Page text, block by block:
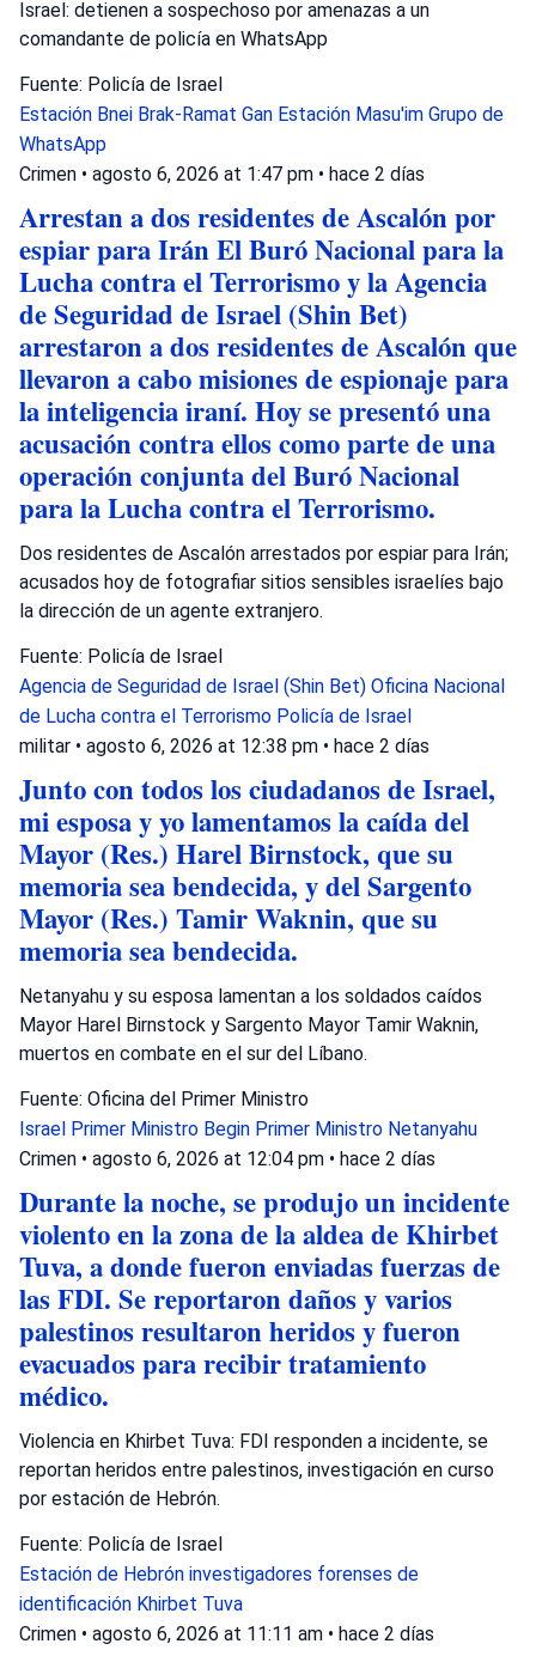
Israel: detienen a sospechoso por amenazas a un
comandante de policía en WhatsApp
Fuente: Policía de Israel
Estación Bnei Brak-Ramat Gan Estación Masu'im Grupo de
WhatsApp
Crimen • agosto 6, 2026 at 1:47 pm • hace 2 días
Arrestan a dos residentes de Ascalón por
espiar para Irán El Buró Nacional para la
Lucha contra el Terrorismo y la Agencia
de Seguridad de Israel (Shin Bet)
arrestaron a dos residentes de Ascalón que
llevaron a cabo misiones de espionaje para
la inteligencia iraní. Hoy se presentó una
acusación contra ellos como parte de una
operación conjunta del Buró Nacional
para la Lucha contra el Terrorismo.
Dos residentes de Ascalón arrestados por espiar para Irán;
acusados hoy de fotografiar sitios sensibles israelíes bajo
la dirección de un agente extranjero.
Fuente: Policía de Israel
Agencia de Seguridad de Israel (Shin Bet) Oficina Nacional
de Lucha contra el Terrorismo Policía de Israel
militar • agosto 6, 2026 at 12:38 pm • hace 2 días
Junto con todos los ciudadanos de Israel,
mi esposa y yo lamentamos la caída del
Mayor (Res.) Harel Birnstock, que su
memoria sea bendecida, y del Sargento
Mayor (Res.) Tamir Waknin, que su
memoria sea bendecida.
Netanyahu y su esposa lamentan a los soldados caídos
Mayor Harel Birnstock y Sargento Mayor Tamir Waknin,
muertos en combate en el sur del Líbano.
Fuente: Oficina del Primer Ministro
Israel Primer Ministro Begin Primer Ministro Netanyahu
Crimen • agosto 6, 2026 at 12:04 pm • hace 2 días
Durante la noche, se produjo un incidente
violento en la zona de la aldea de Khirbet
Tuva, a donde fueron enviadas fuerzas de
las FDI. Se reportaron daños y varios
palestinos resultaron heridos y fueron
evacuados para recibir tratamiento
médico.
Violencia en Khirbet Tuva: FDI responden a incidente, se
reportan heridos entre palestinos, investigación en curso
por estación de Hebrón.
Fuente: Policía de Israel
Estación de Hebrón investigadores forenses de
identificación Khirbet Tuva
Crimen • agosto 6, 2026 at 11:11 am • hace 2 días